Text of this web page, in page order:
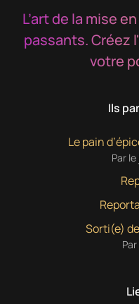
L’art de la mise
passants.Créez
votre
Ils
Le pain
Par
Sorti(e)